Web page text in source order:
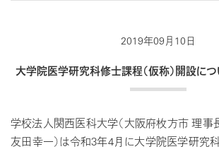
2019年09月10日
大学院医学研究科修士課程（仮称）開設につ
学校法人関西医科大学（大阪府枚方市 理事長
友田幸一）は令和3年4月に大学院医学研究